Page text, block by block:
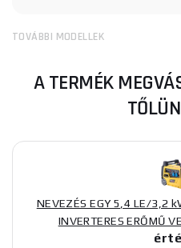
TOVÁBBI MODELLEK
A TERMÉK
NEVEZÉS EGY 5,4 LE/3,2
INVERTERES ERŐMŰ